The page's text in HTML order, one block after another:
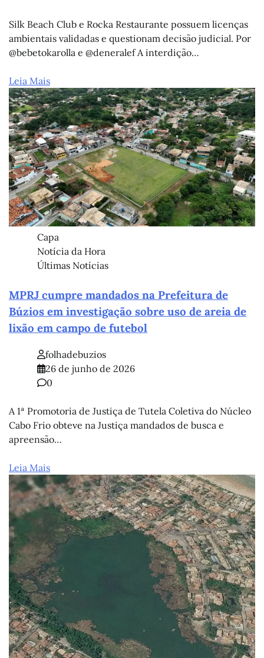
Silk Beach Club e Rocka Restaurante possuem licenças
ambientais validadas e questionam decisão judicial. Por
@bebetokarolla e @deneralef A interdição…
Leia Mais
Capa
Notícia da Hora
Últimas Notícias
MPRJ cumpre mandados na Prefeitura de
Búzios em investigação sobre uso de areia de
lixão em campo de futebol
folhadebuzios
26 de junho de 2026
0
A 1ª Promotoria de Justiça de Tutela Coletiva do Núcleo
Cabo Frio obteve na Justiça mandados de busca e
apreensão…
Leia Mais